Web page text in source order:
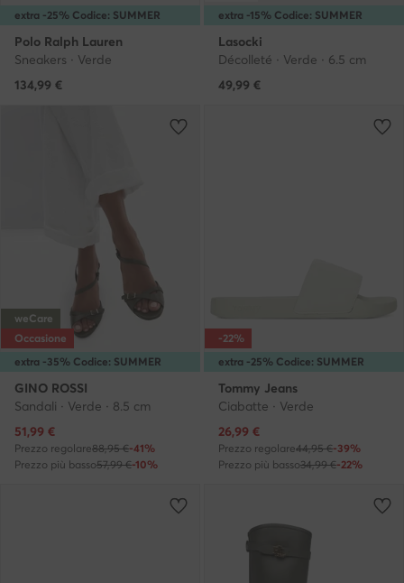
extra -25% Codice: SUMMER
Polo Ralph Lauren
Sneakers · Verde
134,99 €
extra -15% Codice: SUMMER
Lasocki
Décolleté · Verde · 6.5 cm
49,99 €
extra -35% Codice: SUMMER
weCare
Occasione
GINO ROSSI
Sandali · Verde · 8.5 cm
Prezzo attuale
51,99 €
Prezzo regolare88,95 €-41%
Prezzo più basso57,99 €-10%
extra -25% Codice: SUMMER
-22%
Tommy Jeans
Ciabatte · Verde
Prezzo attuale
26,99 €
Prezzo regolare44,95 €-39%
Prezzo più basso34,99 €-22%